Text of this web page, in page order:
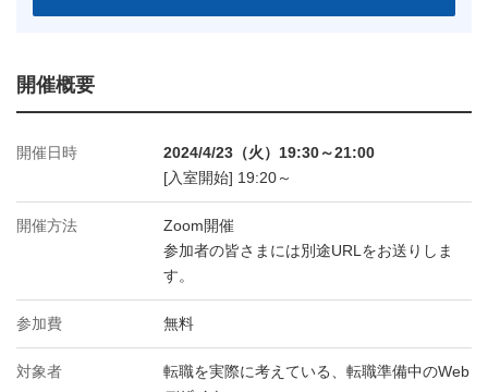
開催概要
開催日時
2024/4/23（火）19:30～21:00
[入室開始] 19:20～
開催方法
Zoom開催
参加者の皆さまには別途URLをお送りしま
す。
参加費 無料
対象者
転職を実際に考えている、転職準備中のWeb